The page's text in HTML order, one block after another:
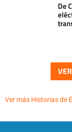
De
Ver más Historias de